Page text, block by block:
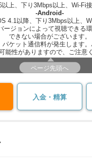
以上、下り3Mbps以上、Wi-Fi
-Android-
4.1以降、下り3Mbps以上、
ージョンによって視聴できる
できない場合がございます。
ケット通信料が発生します
能性がありますので、ご注意
ページ先頭へ
入金・精算